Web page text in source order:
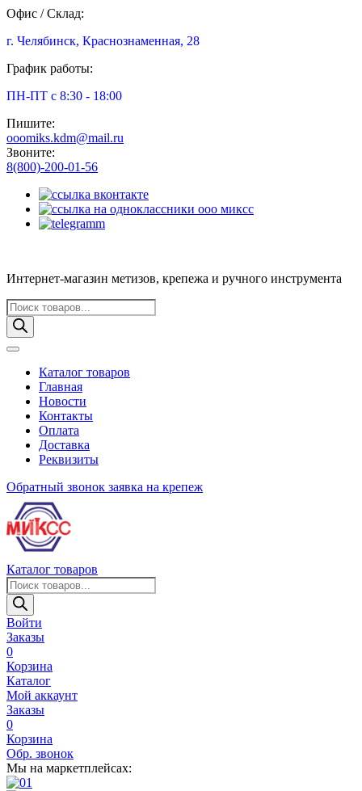
Офис / Склад:
г. Челябинск, Краснознаменная, 28
График работы:
ПН-ПТ с 8:30 - 18:00
Пишите:
ooomiks.kdm@mail.ru
Звоните:
8(800)-200-01-56
Интернет-магазин метизов, крепежа и ручного инструмента
Поиск
товаров
Каталог товаров
Главная
Новости
Контакты
Оплата
Доставка
Реквизиты
Обратный звонок заявка на крепеж
Каталог товаров
Поиск
товаров
Войти
Заказы
0
Корзина
Каталог
Мой аккаунт
Заказы
0
Корзина
Обр. звонок
Мы на маркетплейсах: